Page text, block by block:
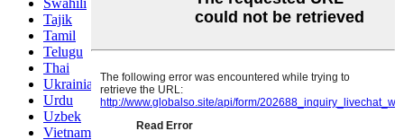
Swahili
Tajik
Tamil
Telugu
Thai
Ukrainian
Urdu
Uzbek
Vietnamese